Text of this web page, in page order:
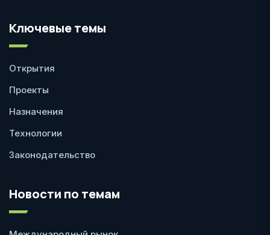
Ключевые темы
Открытия
Проекты
Назначения
Технологии
Законодательство
Новости по темам